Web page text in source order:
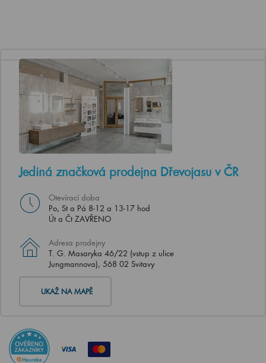
Jediná značková prodejna Dřevojasu v ČR
Otevírací doba
Po, St a Pá 8-12 a 13-17 hod
Út a Čt ZAVŘENO
Adresa prodejny
T. G. Masaryka 46/22 (vstup z ulice
Jungmannova), 568 02 Svitavy
UKAŽ NA MAPĚ